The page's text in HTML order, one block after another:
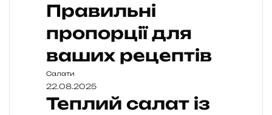
Правильні
пропорції для
ваших рецептів
Салати
22.08.2025
Теплий салат із